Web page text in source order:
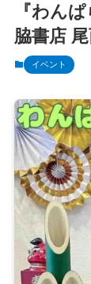
『わん
脇書店
イベント